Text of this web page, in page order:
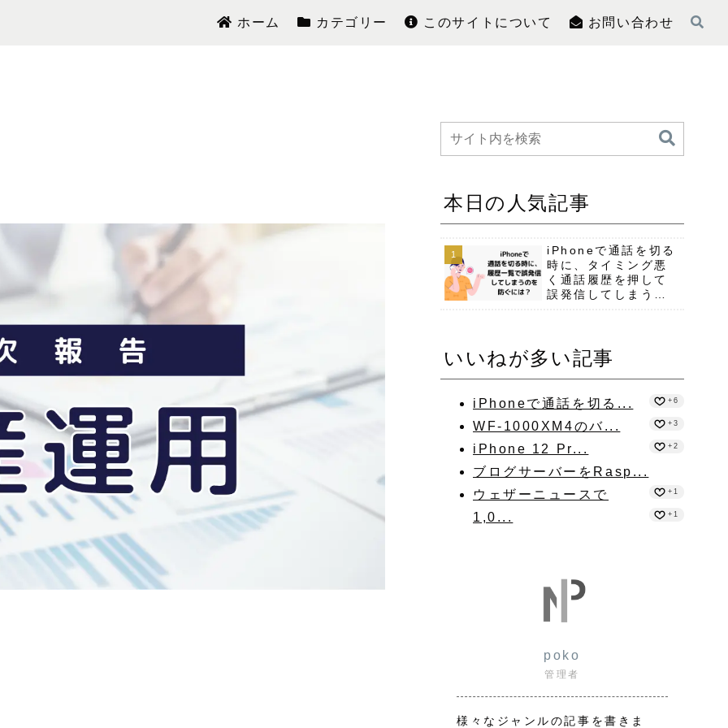
ホーム カテゴリー このサイトについて お問い合わせ
本日の人気記事
iPhoneで通話を切る
時に、タイミング悪
く通話履歴を押して
誤発信してしまう事
いいねが多い記事
iPhoneで通話を切る... +6
WF-1000XM4のバ... +3
iPhone 12 Pr... +2
ブログサーバーをRasp...
+1
ウェザーニュースで
1,0...
+1
poko
管理者
様々なジャンルの記事を書きま